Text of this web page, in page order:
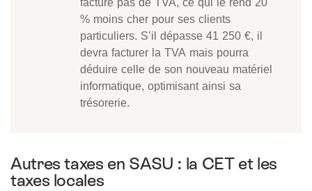
% moins cher pour ses clients
particuliers. S’il dépasse 41 250 €, il
devra facturer la TVA mais pourra
déduire celle de son nouveau matériel
informatique, optimisant ainsi sa
trésorerie.
Autres taxes en SASU : la CET et les
taxes locales